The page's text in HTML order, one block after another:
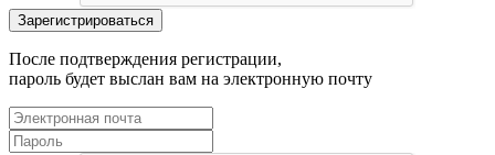
После подтверждения регистрации,
пароль будет выслан вам на электронную почту